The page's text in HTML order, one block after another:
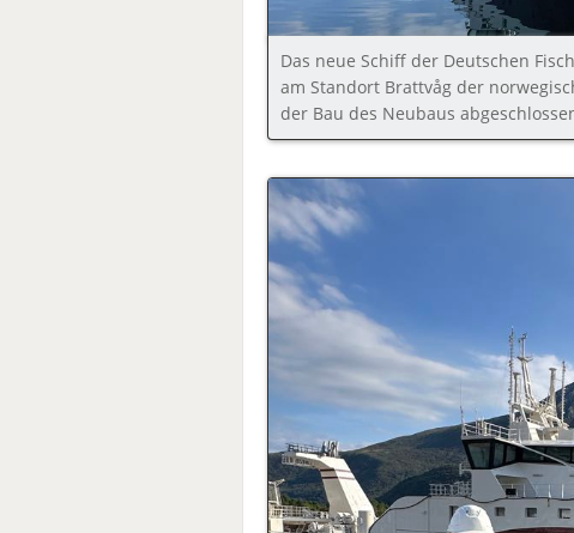
Das neue Schiff der Deutschen
am Standort Brattvåg der
der Bau des Neubaus